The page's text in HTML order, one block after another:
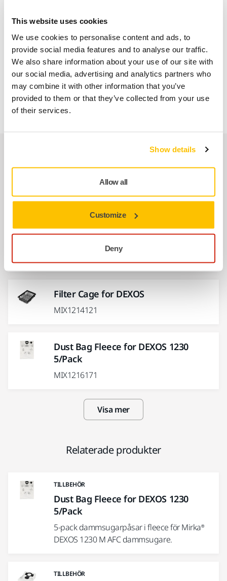
This website uses cookies
We use cookies to personalise content and ads, to
provide social media features and to analyse our traffic.
We also share information about your use of our site with
our social media, advertising and analytics partners who
may combine it with other information that you’ve
provided to them or that they’ve collected from your use
of their services.
Show details
Allow all
Customize
Deny
· Varnar för lågt luftflöde
· Praktisk inbyggd förvaring för 4 m slang
· Kompatibel med Mirka® Workstation och plastbox
· Bluetooth-anslutning till myMirka-appen
Cooling Air Filter kit for DEXOS
MIX1212131
Filter Cage for DEXOS
MIX1214121
Dust Bag Fleece for DEXOS 1230
5/Pack
MIX1216171
Visa mer
Relaterade produkter
TILLBEHÖR
Dust Bag Fleece for DEXOS 1230
5/Pack
5-pack dammsugarpåsar i fleece för Mirka®
DEXOS 1230 M AFC dammsugare.
TILLBEHÖR